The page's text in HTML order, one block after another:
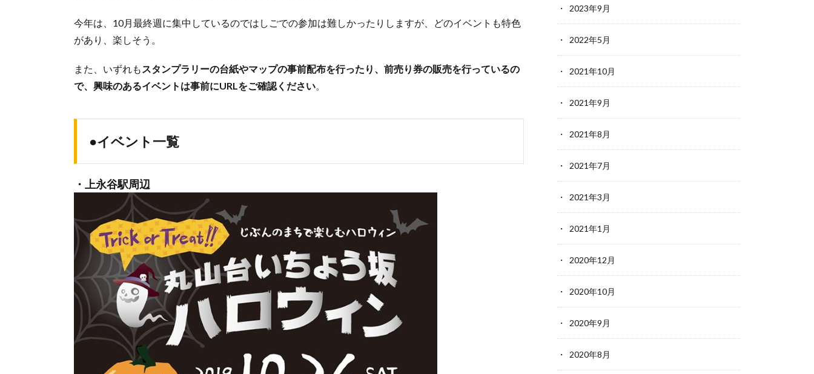
今年は、10月最終週に集中しているのではしごでの参加は難しかったりしますが、どのイベントも特色
があり、楽しそう。
また、いずれも スタンプラリーの台紙やマップの事前配布を行ったり、前売り券の販売を行っているの
で、興味のあるイベントは事前にURLをご確認ください。
●イベント一覧
・上永谷駅周辺
2023年9月
2022年5月
2021年10月
2021年9月
2021年8月
2021年7月
2021年3月
2021年1月
2020年12月
2020年10月
2020年9月
2020年8月